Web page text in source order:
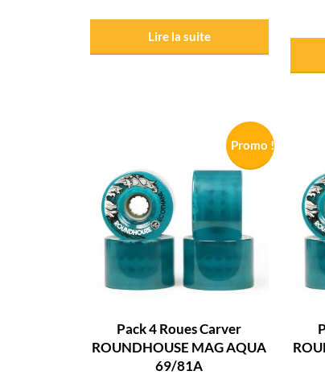
Lire la suite
Promo !
Pack 4 Roues Carver
ROUNDHOUSE MAG AQUA
69/81A